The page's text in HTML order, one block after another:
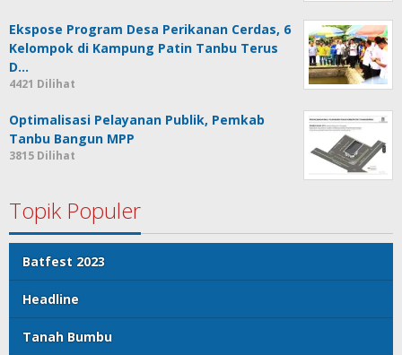
Ekspose Program Desa Perikanan Cerdas, 6
Kelompok di Kampung Patin Tanbu Terus
D…
4421 Dilihat
Optimalisasi Pelayanan Publik, Pemkab
Tanbu Bangun MPP
3815 Dilihat
Topik Populer
Batfest 2023
Headline
Tanah Bumbu